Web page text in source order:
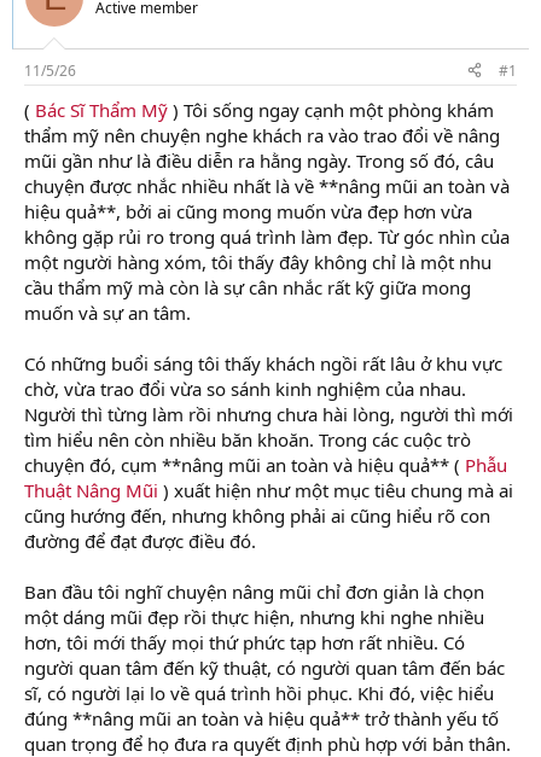
d
s
t
a
t
e
r
g
i
Active member
11/5/26 #1
( Bác Sĩ Thẩm Mỹ ) Tôi sống ngay cạnh một phòng khám
thẩm mỹ nên chuyện nghe khách ra vào trao đổi về nâng
mũi gần như là điều diễn ra hằng ngày. Trong số đó, câu
chuyện được nhắc nhiều nhất là về **nâng mũi an toàn và
hiệu quả**, bởi ai cũng mong muốn vừa đẹp hơn vừa
không gặp rủi ro trong quá trình làm đẹp. Từ góc nhìn của
một người hàng xóm, tôi thấy đây không chỉ là một nhu
cầu thẩm mỹ mà còn là sự cân nhắc rất kỹ giữa mong
muốn và sự an tâm.
Có những buổi sáng tôi thấy khách ngồi rất lâu ở khu vực
chờ, vừa trao đổi vừa so sánh kinh nghiệm của nhau.
Người thì từng làm rồi nhưng chưa hài lòng, người thì mới
tìm hiểu nên còn nhiều băn khoăn. Trong các cuộc trò
chuyện đó, cụm **nâng mũi an toàn và hiệu quả** ( Phẫu
Thuật Nâng Mũi ) xuất hiện như một mục tiêu chung mà ai
cũng hướng đến, nhưng không phải ai cũng hiểu rõ con
đường để đạt được điều đó.
Ban đầu tôi nghĩ chuyện nâng mũi chỉ đơn giản là chọn
một dáng mũi đẹp rồi thực hiện, nhưng khi nghe nhiều
hơn, tôi mới thấy mọi thứ phức tạp hơn rất nhiều. Có
người quan tâm đến kỹ thuật, có người quan tâm đến bác
sĩ, có người lại lo về quá trình hồi phục. Khi đó, việc hiểu
đúng **nâng mũi an toàn và hiệu quả** trở thành yếu tố
quan trọng để họ đưa ra quyết định phù hợp với bản thân.